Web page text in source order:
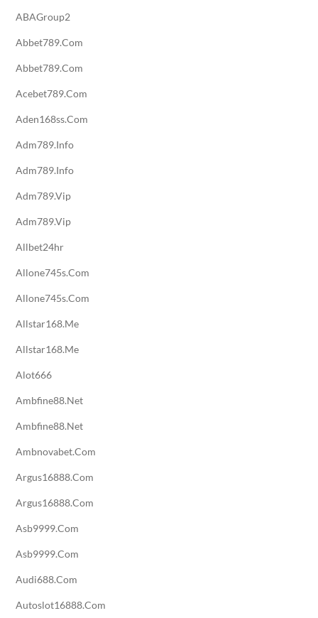
ABAGroup2
Abbet789.com
Abbet789.com
Acebet789.com
Aden168ss.com
Adm789.info
Adm789.info
Adm789.vip
Adm789.vip
Allbet24hr
Allone745s.com
Allone745s.com
Allstar168.me
Allstar168.me
Alot666
Ambfine88.net
Ambfine88.net
Ambnovabet.com
Argus16888.com
Argus16888.com
Asb9999.com
Asb9999.com
Audi688.com
Autoslot16888.com